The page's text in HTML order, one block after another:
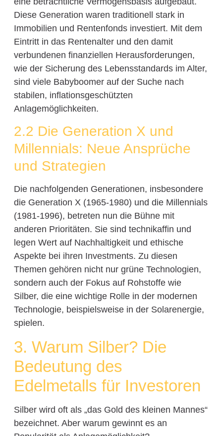
Diese Generation waren traditionell stark in
Immobilien und Rentenfonds investiert. Mit dem
Eintritt in das Rentenalter und den damit
verbundenen finanziellen Herausforderungen,
wie der Sicherung des Lebensstandards im Alter,
sind viele Babyboomer auf der Suche nach
stabilen, inflationsgeschützten
Anlagemöglichkeiten.
2.2 Die Generation X und
Millennials: Neue Ansprüche
und Strategien
Die nachfolgenden Generationen, insbesondere
die Generation X (1965-1980) und die Millennials
(1981-1996), betreten nun die Bühne mit
anderen Prioritäten. Sie sind technikaffin und
legen Wert auf Nachhaltigkeit und ethische
Aspekte bei ihren Investments. Zu diesen
Themen gehören nicht nur grüne Technologien,
sondern auch der Fokus auf Rohstoffe wie
Silber, die eine wichtige Rolle in der modernen
Technologie, beispielsweise in der Solarenergie,
spielen.
3. Warum Silber? Die
Bedeutung des
Edelmetalls für Investoren
Silber wird oft als „das Gold des kleinen Mannes“
bezeichnet. Aber warum gewinnt es an